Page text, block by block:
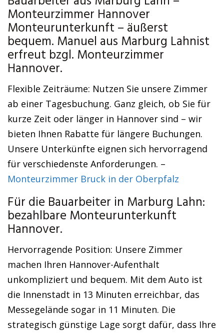
Monteurzimmer Hannover
Monteurunterkunft – äußerst
bequem. Manuel aus Marburg Lahnist
erfreut bzgl. Monteurzimmer
Hannover.
Flexible Zeiträume: Nutzen Sie unsere Zimmer
ab einer Tagesbuchung. Ganz gleich, ob Sie für
kurze Zeit oder länger in Hannover sind – wir
bieten Ihnen Rabatte für längere Buchungen.
Unsere Unterkünfte eignen sich hervorragend
für verschiedenste Anforderungen. –
Monteurzimmer Bruck in der Oberpfalz
Für die Bauarbeiter in Marburg Lahn:
bezahlbare Monteurunterkunft
Hannover.
Hervorragende Position: Unsere Zimmer
machen Ihren Hannover-Aufenthalt
unkompliziert und bequem. Mit dem Auto ist
die Innenstadt in 13 Minuten erreichbar, das
Messegelände sogar in 11 Minuten. Die
strategisch günstige Lage sorgt dafür, dass Ihre